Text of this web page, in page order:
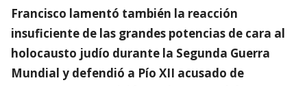
Francisco lamentó también la reacción
insuficiente de las grandes potencias de cara al
holocausto judío durante la Segunda Guerra
Mundial y defendió a Pío XII acusado de